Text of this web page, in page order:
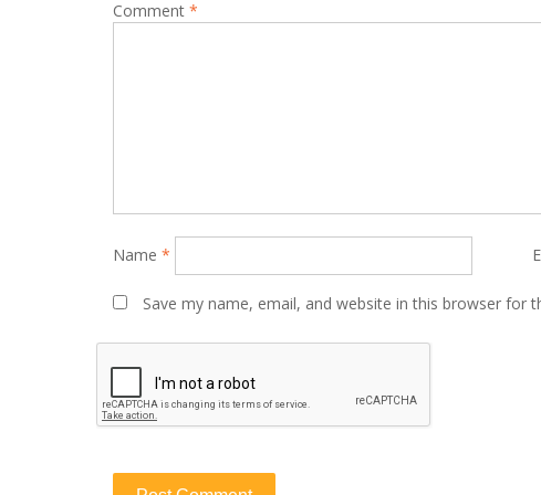
Comment *
Name *
Save my name, email, and website in this browser for